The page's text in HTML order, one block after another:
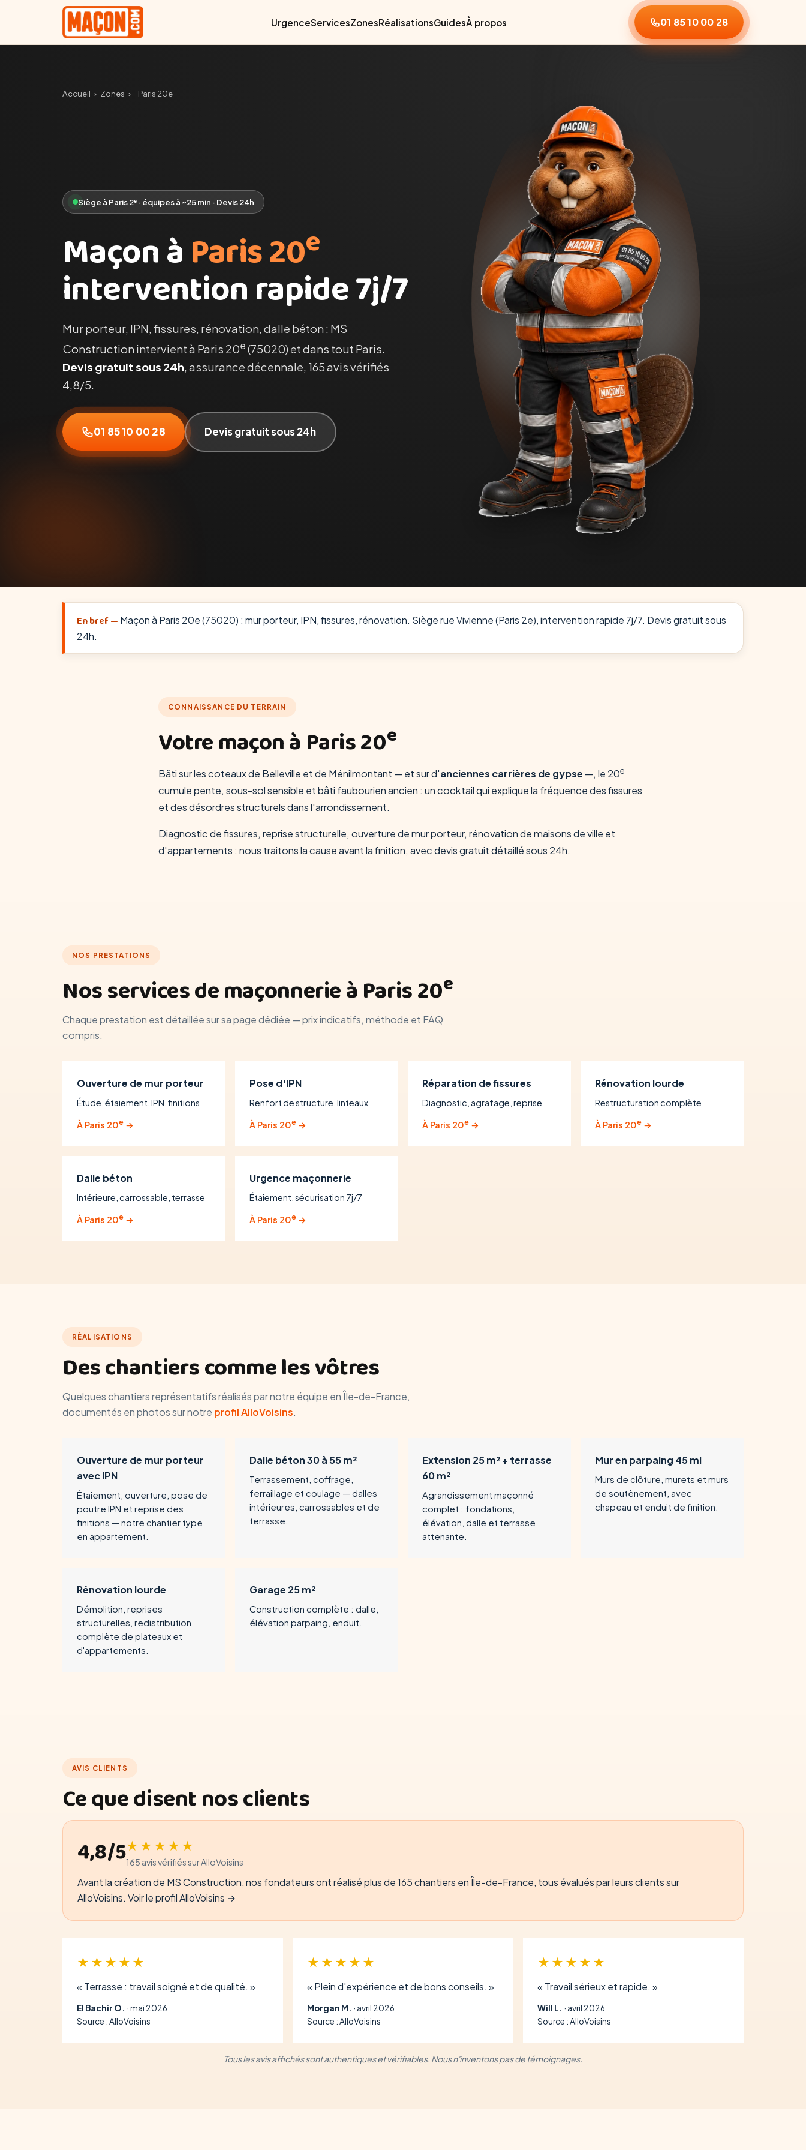
UrgenceServicesZonesRéalisationsGuidesÀ propos 01 85 10 00 28
Accueil › Zones › Paris 20e
Siège à Paris 2ᵉ · équipes à ~25 min · Devis 24h
Maçon àParis 20e
intervention rapide 7j/7
Mur porteur, IPN, fissures, rénovation, dalle béton : MS
Construction intervient à Paris 20e (75020) et dans tout Paris.
Devis gratuit sous 24h, assurance décennale, 165 avis vérifiés
4,8/5.
01 85 10 00 28 Devis gratuit sous 24h
En bref — Maçon à Paris 20e (75020) : mur porteur, IPN, fissures, rénovation. Siège rue Vivienne (Paris 2e), intervention rapide 7j/7. Devis gratuit sous
24h.
CONNAISSANCE DU TERRAIN
Votre maçon à Paris 20e
Bâti sur les coteaux de Belleville et de Ménilmontant — et sur d'anciennes carrières de gypse —, le 20e
cumule pente, sous-sol sensible et bâti faubourien ancien : un cocktail qui explique la fréquence des fissures
et des désordres structurels dans l'arrondissement.
Diagnostic de fissures, reprise structurelle, ouverture de mur porteur, rénovation de maisons de ville et
d'appartements : nous traitons la cause avant la finition, avec devis gratuit détaillé sous 24h.
NOS PRESTATIONS
Nos services de maçonnerie à Paris 20e
Chaque prestation est détaillée sur sa page dédiée — prix indicatifs, méthode et FAQ
compris.
Ouverture de mur porteur
Étude, étaiement, IPN, finitions
À Paris 20e →
Pose d'IPN
Renfort de structure, linteaux
À Paris 20e →
Réparation de fissures
Diagnostic, agrafage, reprise
À Paris 20e →
Rénovation lourde
Restructuration complète
À Paris 20e →
Dalle béton
Intérieure, carrossable, terrasse
À Paris 20e →
Urgence maçonnerie
Étaiement, sécurisation 7j/7
À Paris 20e →
RÉALISATIONS
Des chantiers comme les vôtres
Quelques chantiers représentatifs réalisés par notre équipe en Île-de-France,
documentés en photos sur notre profil AlloVoisins.
Ouverture de mur porteur
avec IPN
Étaiement, ouverture, pose de
poutre IPN et reprise des
finitions — notre chantier type
en appartement.
Dalle béton 30 à 55 m²
Terrassement, coffrage,
ferraillage et coulage — dalles
intérieures, carrossables et de
terrasse.
Extension 25 m² + terrasse
60 m²
Agrandissement maçonné
complet : fondations,
élévation, dalle et terrasse
attenante.
Mur en parpaing 45 ml
Murs de clôture, murets et murs
de soutènement, avec
chapeau et enduit de finition.
Rénovation lourde
Démolition, reprises
structurelles, redistribution
complète de plateaux et
d'appartements.
Garage 25 m²
Construction complète : dalle,
élévation parpaing, enduit.
AVIS CLIENTS
Ce que disent nos clients
4,8/5★★★★★
165 avis vérifiés sur AlloVoisins
Avant la création de MS Construction, nos fondateurs ont réalisé plus de 165 chantiers en Île-de-France, tous évalués par leurs clients sur
AlloVoisins. Voir le profil AlloVoisins →
★★★★★
« Terrasse : travail soigné et de qualité. »
El Bachir O. · mai 2026
Source : AlloVoisins
★★★★★
« Plein d'expérience et de bons conseils. »
Morgan M. · avril 2026
Source : AlloVoisins
★★★★★
« Travail sérieux et rapide. »
Will L. · avril 2026
Source : AlloVoisins
Tous les avis affichés sont authentiques et vérifiables. Nous n'inventons pas de témoignages.